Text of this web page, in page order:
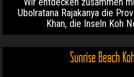
Ubolratana Rajakanya die
Khan, die Inseln Koh
Sunrise Beach